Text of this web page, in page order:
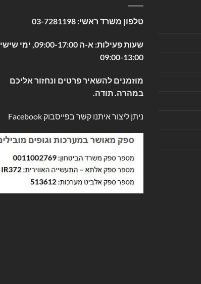
טלפון משרד ראשי: 03-7281198
שעות פעילות: א-ה 09:00-17:00, ימי שישי
09:00-13:00
מוזמנים להשאיר פרטים ונחזור אליכם
במהרה. תודה.
ניתן ליצור איתנו קשר בפייסבוק Facebook